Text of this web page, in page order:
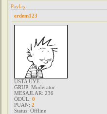
Paylaş
erdem123
USTA ÜYE
GRUP: Moderatör
MESAJLAR: 236
ÖDÜL: 0
PUAN: 2
Status: Offline